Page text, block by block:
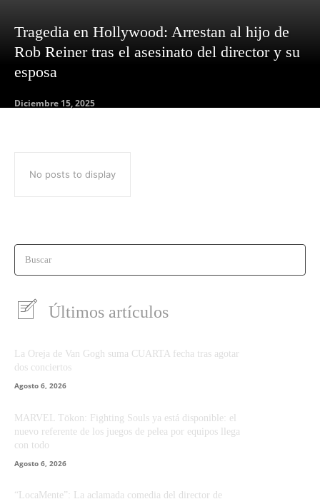
Tragedia en Hollywood: Arrestan al hijo de
Rob Reiner tras el asesinato del director y su
esposa
Diciembre 15, 2025
No posts to display
Buscar
Últimos artículos
La Oreja de Van Gogh suma CUARTA fecha tras agotar
dos conciertos
Agosto 6, 2026
MARVEL Tōkon: Fighting Souls ya está disponible: el
nuevo referente de los juegos de pelea por equipos llega
con todo
Agosto 6, 2026
“LocaMente”: La aclamada comedia del director de